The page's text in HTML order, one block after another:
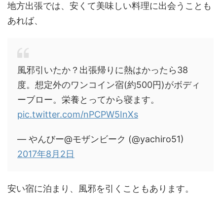
地方出張では、安くて美味しい料理に出会うことも
あれば、
風邪引いたか？出張帰りに熱はかったら38
度。想定外のワンコイン宿(約500円)がボディ
ーブロー。栄養とってから寝ます。
pic.twitter.com/nPCPW5InXs
— やんびー@モザンビーク (@yachiro51)
2017年8月2日
安い宿に泊まり、風邪を引くこともあります。